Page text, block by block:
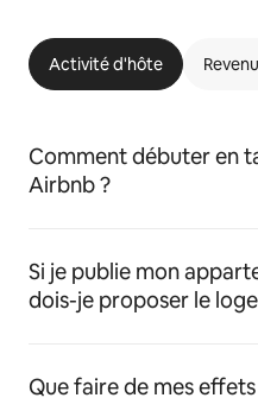
Activité d'hôte
Comment débuter en
Airbnb ?
Si je publie mon
dois-je proposer le
Que faire de mes